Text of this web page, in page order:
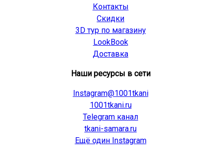
Контакты
Скидки
3D тур по магазину
LookBook
Доставка
Наши ресурсы в сети
Instagram@1001tkani
1001tkani.ru
Telegram канал
tkani-samara.ru
Ещё один Instagram